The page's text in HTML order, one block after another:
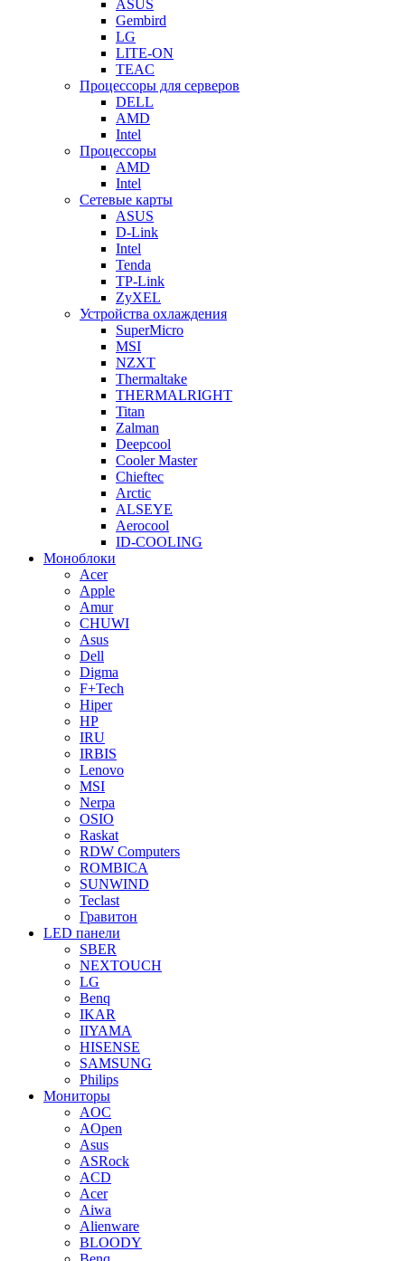
ASUS
Gembird
LG
LITE-ON
TEAC
Процессоры для серверов
DELL
AMD
Intel
Процессоры
AMD
Intel
Сетевые карты
ASUS
D-Link
Intel
Tenda
TP-Link
ZyXEL
Устройства охлаждения
SuperMicro
MSI
NZXT
Thermaltake
THERMALRIGHT
Titan
Zalman
Deepcool
Cooler Master
Chieftec
Arctic
ALSEYE
Aerocool
ID-COOLING
Моноблоки
Acer
Apple
Amur
CHUWI
Asus
Dell
Digma
F+Tech
Hiper
HP
IRU
IRBIS
Lenovo
MSI
Nerpa
OSIO
Raskat
RDW Computers
ROMBICA
SUNWIND
Teclast
Гравитон
LED панели
SBER
NEXTOUCH
LG
Benq
IKAR
IIYAMA
HISENSE
SAMSUNG
Philips
Мониторы
AOC
AOpen
Asus
ASRock
ACD
Acer
Aiwa
Alienware
BLOODY